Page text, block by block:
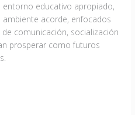
educativo apropiado,
acorde, enfocados
comunicación, socialización
prosperar como futuros